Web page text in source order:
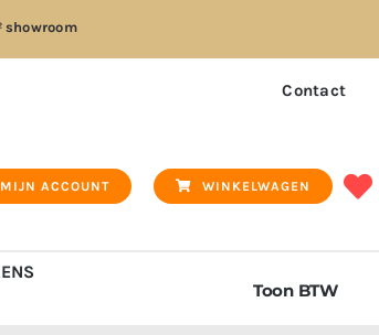
showroom
Contact
MIJN ACCOUNT WINKELWAGEN
Toon BTW